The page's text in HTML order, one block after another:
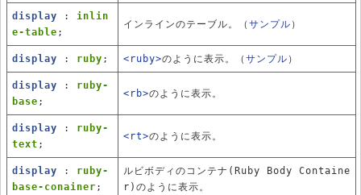
display : inlin
e-table ;
インラインのテーブル。（ サンプル ）
display : ruby ; <ruby>のように表示。（ サンプル ）
display : ruby-
base ;
<rb>のように表示。
display : ruby-
text ;
<rt>のように表示。
display : ruby-
base-conainer ;
ルビボディのコンテナ(Ruby Body Containe
r)のように表示。